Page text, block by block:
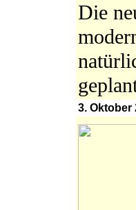
Die
3. Oktober